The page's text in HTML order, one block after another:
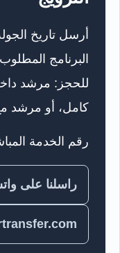
أرسل تاريخ
البرنامج
للحجز: مرشد
كامل، أو مرشد
رقم الخدمة
راسلنا على